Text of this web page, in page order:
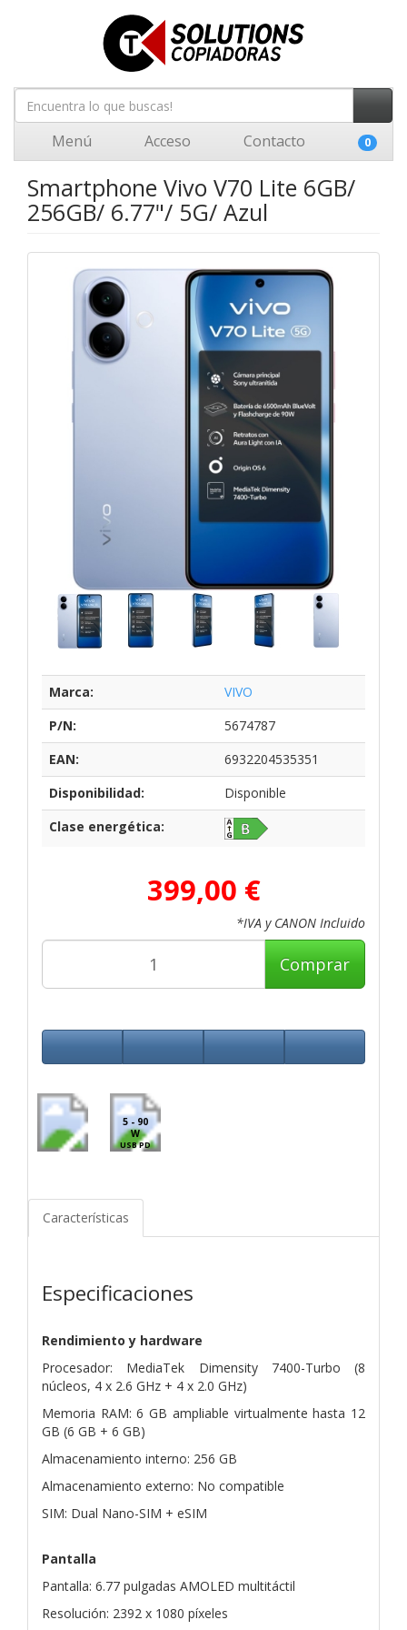
Menú Acceso Contacto 0
Smartphone Vivo V70 Lite 6GB/
256GB/ 6.77"/ 5G/ Azul
Marca:
VIVO
P/N:
5674787
EAN:
6932204535351
Disponibilidad:
Disponible
Clase energética:
399,00 €
*IVA y CANON Incluido
Comprar
5 - 90
W
USB PD
Características
Especificaciones
Rendimiento y hardware
Procesador: MediaTek Dimensity 7400-Turbo (8
núcleos, 4 x 2.6 GHz + 4 x 2.0 GHz)
Memoria RAM: 6 GB ampliable virtualmente hasta 12
GB (6 GB + 6 GB)
Almacenamiento interno: 256 GB
Almacenamiento externo: No compatible
SIM: Dual Nano-SIM + eSIM
Pantalla
Pantalla: 6.77 pulgadas AMOLED multitáctil
Resolución: 2392 x 1080 píxeles